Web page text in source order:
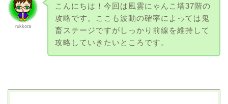
rukkora
こんにちは！今回は風雲にゃんこ塔37階の
攻略です。ここも波動の確率によっては鬼
畜ステージですがしっかり前線を維持して
攻略していきたいところです。